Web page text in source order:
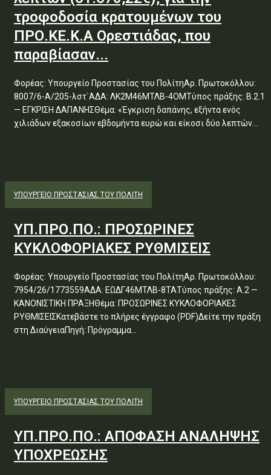
τροφοδοσία κρατουμένων του
ΠΡΟ.ΚΕ.Κ.Α Ορεστιάδας, που
παραβίασαν...
Φορέας: Υπουργείο Προστασίας του ΠολίτηΑρ. Πρωτοκόλλου:
8007/6-Α/205-λστ΄ΑΔΑ: ΛΚ2Μ46ΜΤΛΒ-4ΟΜΤύπος πράξης: Β.2.1
— ΕΓΚΡΙΣΗ ΔΑΠΑΝΗΣΘέμα: «Έγκριση δαπάνης, εξήντα ενός
χιλιάδων εξακοσίων εβδομήντα ευρώ και είκοσι δύο λεπτών...
ΥΠΟΥΡΓΕΊΟ ΠΡΟΣΤΑΣΊΑΣ ΤΟΥ ΠΟΛΊΤΗ
ΥΠ.ΠΡΟ.ΠΟ.: ΠΡΟΣΩΡΙΝΕΣ
ΚΥΚΛΟΦΟΡΙΑΚΕΣ ΡΥΘΜΙΣΕΙΣ
Φορέας: Υπουργείο Προστασίας του ΠολίτηΑρ. Πρωτοκόλλου:
7954/26/1773559ΑΔΑ: ΕΩΔΓ46ΜΤΛΒ-8ΤΑΤύπος πράξης: Α.2 —
ΚΑΝΟΝΙΣΤΙΚΗ ΠΡΑΞΗΘέμα: ΠΡΟΣΩΡΙΝΕΣ ΚΥΚΛΟΦΟΡΙΑΚΕΣ
ΡΥΘΜΙΣΕΙΣΚατεβάστε το πλήρες έγγραφο (PDF)Δείτε την πράξη
στη ΔιαύγειαΠηγή: Πρόγραμμα...
ΥΠΟΥΡΓΕΊΟ ΠΡΟΣΤΑΣΊΑΣ ΤΟΥ ΠΟΛΊΤΗ
ΥΠ.ΠΡΟ.ΠΟ.: ΑΠΟΦΑΣΗ ΑΝΑΛΗΨΗΣ
ΥΠΟΧΡΕΩΣΗΣ